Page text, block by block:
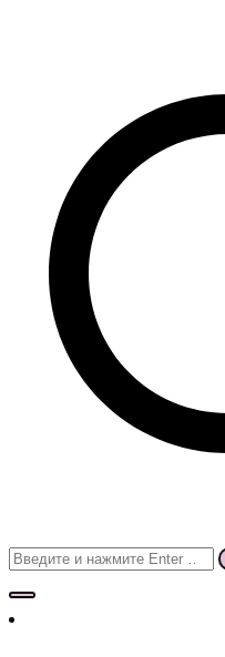
Поиск
для: